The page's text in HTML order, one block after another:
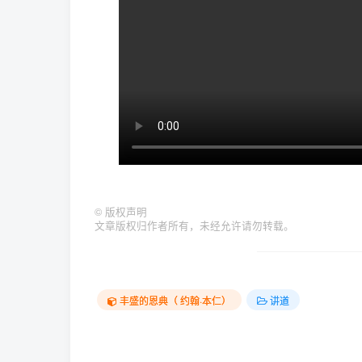
© 版权声明
文章版权归作者所有，未经允许请勿转载。
丰盛的恩典（ 约翰·本仁） 讲道